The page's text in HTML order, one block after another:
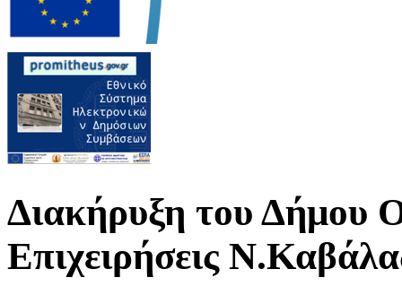
Διακήρυξη του Δήμου
Επιχειρήσεις